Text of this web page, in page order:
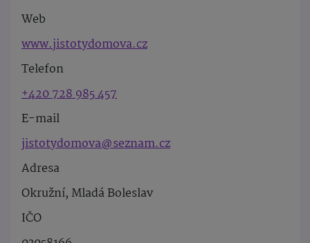
Web
www.jistotydomova.cz
Telefon
+420 728 985 457
E-mail
jistotydomova@seznam.cz
Adresa
Okružní, Mladá Boleslav
IČO